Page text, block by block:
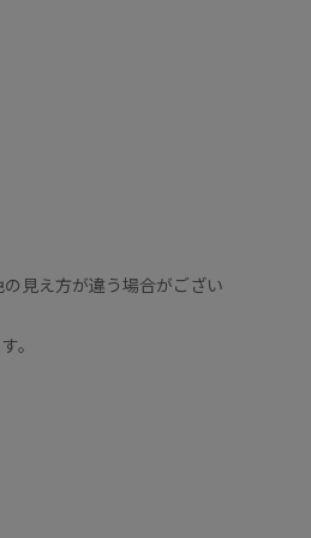
触冷感・防シワの機
ズでちょうどいいサイ
見え方が違う場合がござい
。